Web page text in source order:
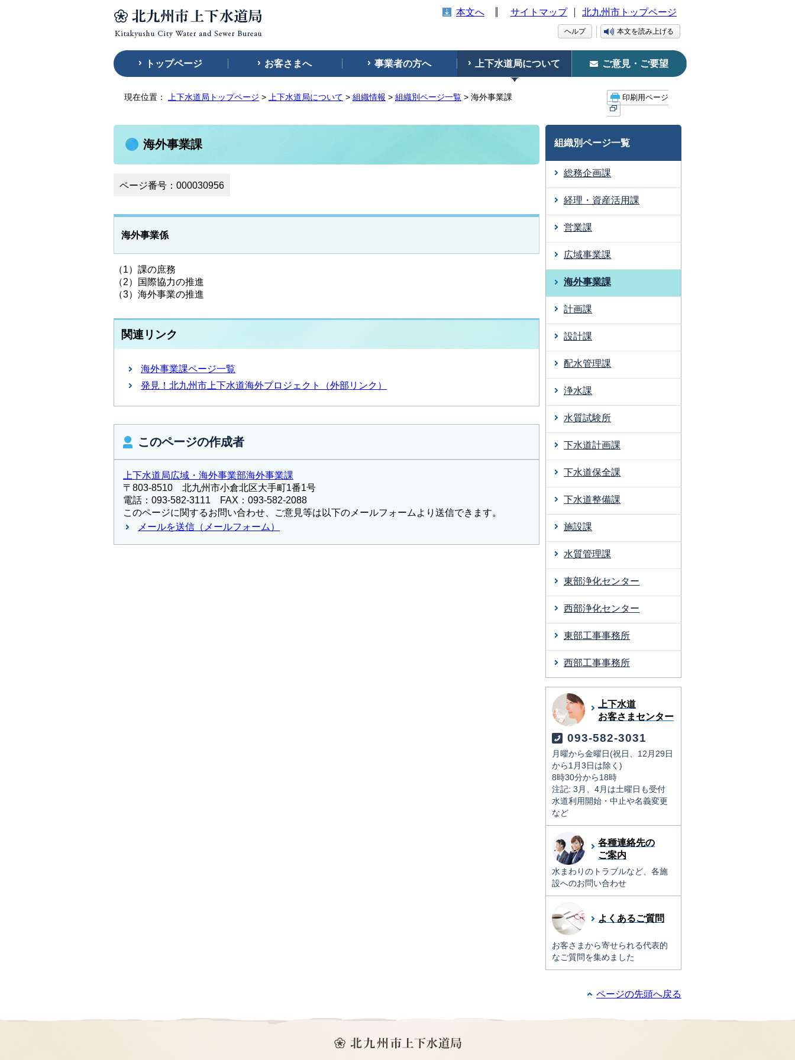
本文へ サイトマップ 北九州市トップページ
ヘルプ 本文を読み上げる
トップページ お客さまへ 事業者の方へ 上下水道局について ご意見・ご要望
現在位置： 上下水道局トップページ > 上下水道局について > 組織情報 > 組織別ページ一覧 > 海外事業課 印刷用ページ
海外事業課
ページ番号：000030956
海外事業係
（1）課の庶務
（2）国際協力の推進
（3）海外事業の推進
関連リンク
海外事業課ページ一覧
発見！北九州市上下水道海外プロジェクト（外部リンク）
このページの作成者
上下水道局広域・海外事業部海外事業課
〒803-8510 北九州市小倉北区大手町1番1号
電話：093-582-3111 FAX：093-582-2088
このページに関するお問い合わせ、ご意見等は以下のメールフォームより送信できます。
メールを送信（メールフォーム）
組織別ページ一覧
総務企画課
経理・資産活用課
営業課
広域事業課
海外事業課
計画課
設計課
配水管理課
浄水課
水質試験所
下水道計画課
下水道保全課
下水道整備課
施設課
水質管理課
東部浄化センター
西部浄化センター
東部工事事務所
西部工事事務所
上下水道
お客さまセンター
093-582-3031
月曜から金曜日(祝日、12月29日
から1月3日は除く)
8時30分から18時
注記: 3月、4月は土曜日も受付
水道利用開始・中止や名義変更
など
各種連絡先の
ご案内
水まわりのトラブルなど、各施
設へのお問い合わせ
よくあるご質問
お客さまから寄せられる代表的
なご質問を集めました
ページの先頭へ戻る